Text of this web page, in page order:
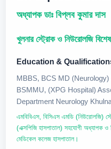
অধ্যাপক ডাঃ বিপ্লব কুমার দাস
খুলনার স্ট্রোক ও নিউরোলজি
Education &
MBBS, BCS MD
BSMMU, (XPG Hospital)
Department Neurology
এমবিবিএস, বিসিএস এমডি (নিউরোলজি)
(এক্সপিজি হাসপাতাল) সহযোগী অধ্যাপক ও
মেডিকেল কলেজ হাসপাতাল।